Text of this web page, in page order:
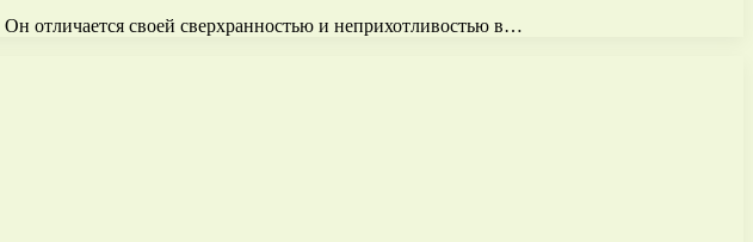
отличается своей сверхранностью и неприхотливостью в…